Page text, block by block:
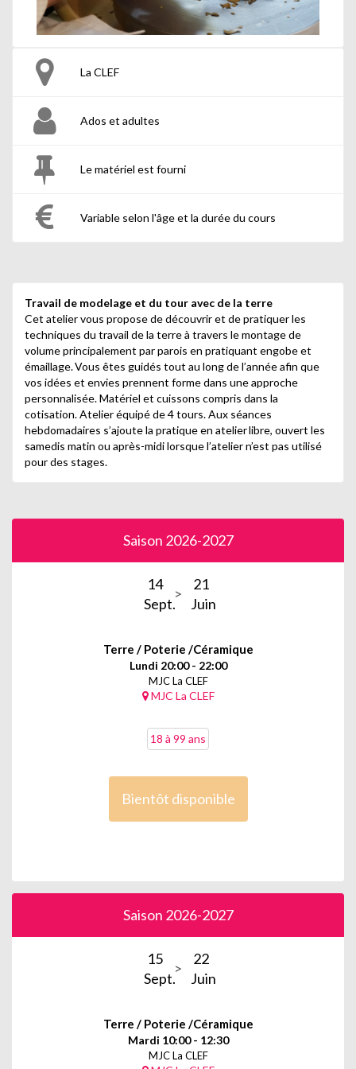
La CLEF
Ados et adultes
Le matériel est fourni
Variable selon l'âge et la durée du cours
Travail de modelage et du tour avec de la terre
Cet atelier vous propose de découvrir et de pratiquer les
techniques du travail de la terre à travers le montage de
volume principalement par parois en pratiquant engobe et
émaillage. Vous êtes guidés tout au long de l’année afin que
vos idées et envies prennent forme dans une approche
personnalisée. Matériel et cuissons compris dans la
cotisation. Atelier équipé de 4 tours. Aux séances
hebdomadaires s’ajoute la pratique en atelier libre, ouvert les
samedis matin ou après-midi lorsque l’atelier n’est pas utilisé
pour des stages.
Saison 2026-2027
14
Sept.
21
Juin
Terre / Poterie /Céramique
Lundi 20:00 - 22:00
MJC La CLEF
MJC La CLEF
18 à 99 ans
Bientôt disponible
Saison 2026-2027
15
Sept.
22
Juin
Terre / Poterie /Céramique
Mardi 10:00 - 12:30
MJC La CLEF